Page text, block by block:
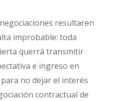
resultaren
improbable: toda
querrá transmitir
e ingreso en
no dejar el interés
contractual de